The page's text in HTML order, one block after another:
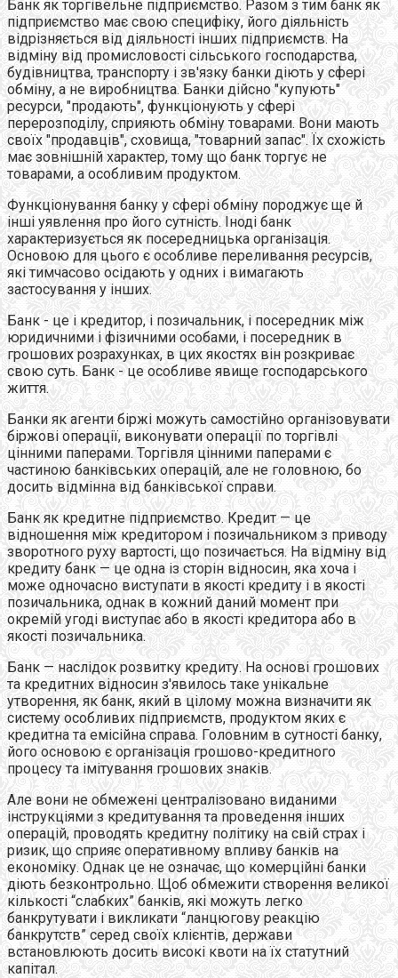
Банк як торгівельне підприємство. Разом з тим банк як
підприємство має свою специфіку, його діяльність
відрізняється від діяльності інших підприємств. На
відміну від промисловості сільського господарства,
будівництва, транспорту і зв'язку банки діють у сфері
обміну, а не виробництва. Банки дійсно "купують"
ресурси, "продають", функціонують у сфері
перерозподілу, сприяють обміну товарами. Вони мають
своїх "продавців", сховища, "товарний запас". Їх схожість
має зовнішній характер, тому що банк торгує не
товарами, а особливим продуктом.
Функціонування банку у сфері обміну породжує ще й
інші уявлення про його сутність. Іноді банк
характеризується як посередницька організація.
Основою для цього є особливе переливання ресурсів,
які тимчасово осідають у одних і вимагають
застосування у інших.
Банк - це і кредитор, і позичальник, і посередник між
юридичними і фізичними особами, і посередник в
грошових розрахунках, в цих якостях він розкриває
свою суть. Банк - це особливе явище господарського
життя.
Банки як агенти біржі можуть самостійно організовувати
біржові операції, виконувати операції по торгівлі
цінними паперами. Торгівля цінними паперами є
частиною банківських операцій, але не головною, бо
досить відмінна від банківської справи.
Банк як кредитне підприємство. Кредит — це
відношення між кредитором і позичальником з приводу
зворотного руху вартості, що позичається. На відміну від
кредиту банк — це одна із сторін відносин, яка хоча і
може одночасно виступати в якості кредиту і в якості
позичальника, однак в кожний даний момент при
окремій угоді виступає або в якості кредитора або в
якості позичальника.
Банк — наслідок розвитку кредиту. На основі грошових
та кредитних відносин з'явилось таке унікальне
утворення, як банк, який в цілому можна визначити як
систему особливих підприємств, продуктом яких є
кредитна та емісійна справа. Головним в сутності банку,
його основою є організація грошово-кредитного
процесу та імітування грошових знаків.
Але вони не обмежені централізовано виданими
інструкціями з кредитування та проведення iнших
операцій, проводять кредитну полiтику на свiй страх i
ризик, що сприяє оперативному впливу банкiв на
економіку. Однак це не означає, що комерційні банки
діють безконтрольно. Щоб обмежити створення великої
кiлькостi “слабких” банкiв, якi можуть легко
банкрутувати i викликати “ланцюгову реакцію
банкрутств” серед своїх клієнтів, держави
встановлюють досить високі квоти на їх статутний
капітал.